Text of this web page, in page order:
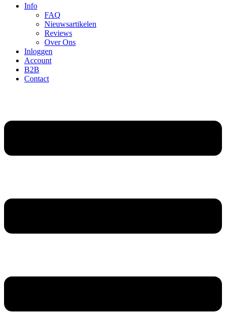
Info
FAQ
Nieuwsartikelen
Reviews
Over Ons
Inloggen
Account
B2B
Contact